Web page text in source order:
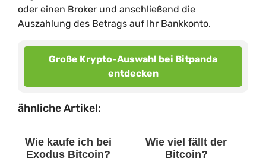
oder einen Broker und anschließend die
Auszahlung des Betrags auf Ihr Bankkonto.
Große Krypto-Auswahl bei Bitpanda
entdecken
ähnliche Artikel:
Wie kaufe ich bei
Exodus Bitcoin?
Wie viel fällt der
Bitcoin?